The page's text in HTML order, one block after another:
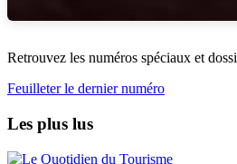
Retrouvez les numéros spéciaux et
Feuilleter le dernier numéro
Les plus lus